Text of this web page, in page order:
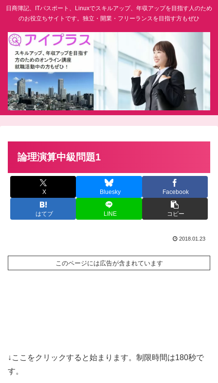
日商簿記、ITパスポート、Linuxでスキルアップ、年収アップを目指す人のため
のお役立ちサイトです。独立・開業・フリーランスを目指す方もぜひ
論理演算中級問題1
X Bluesky Facebook
はてブ LINE コピー
2018.01.23
このページには広告が含まれています
↓ここをクリックすると始まります。制限時間は180秒で
す。